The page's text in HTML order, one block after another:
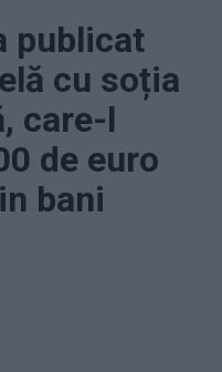
publicat
cu soția
care-l
de euro
bani